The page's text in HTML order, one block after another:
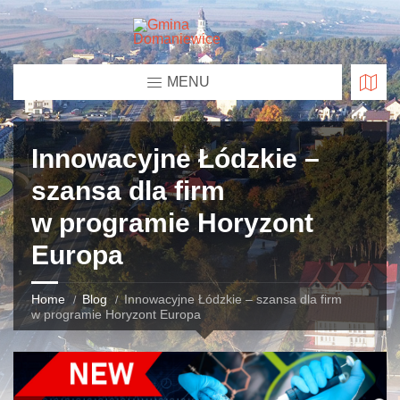
MENU
Innowacyjne Łódzkie –
szansa dla firm
w programie Horyzont
Europa
Home Blog
Innowacyjne Łódzkie – szansa dla firm
w programie Horyzont Europa